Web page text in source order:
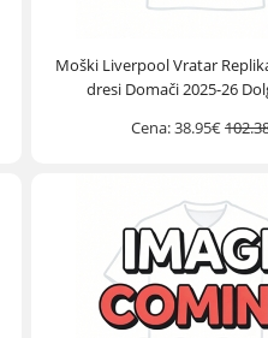
Moški Liverpool Vratar
dresi Domači 2025-26
Cena:38.95€